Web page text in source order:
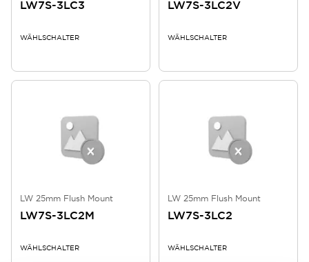
LW7S-3LC3
WÄHLSCHALTER
LW7S-3LC2V
WÄHLSCHALTER
LW 25mm Flush Mount
LW7S-3LC2M
WÄHLSCHALTER
LW 25mm Flush Mount
LW7S-3LC2
WÄHLSCHALTER